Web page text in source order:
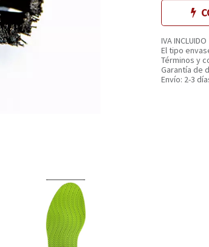
IVA INCLUIDO
El tipo
Términos y
Garantía de
Envío: 2-3